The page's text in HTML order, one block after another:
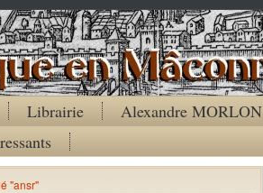
Librairie
Alexandre MORLON
"ansr"